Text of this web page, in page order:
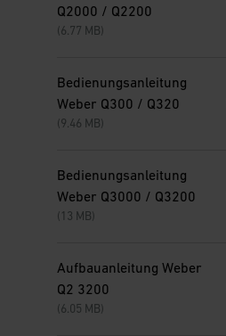
Q2000 / Q2200
(6.77 MB)
Bedienungsanleitung
Weber Q300 / Q320
(9.46 MB)
Bedienungsanleitung
Weber Q3000 / Q3200
(13 MB)
Aufbauanleitung Weber
Q2 3200
(6.05 MB)